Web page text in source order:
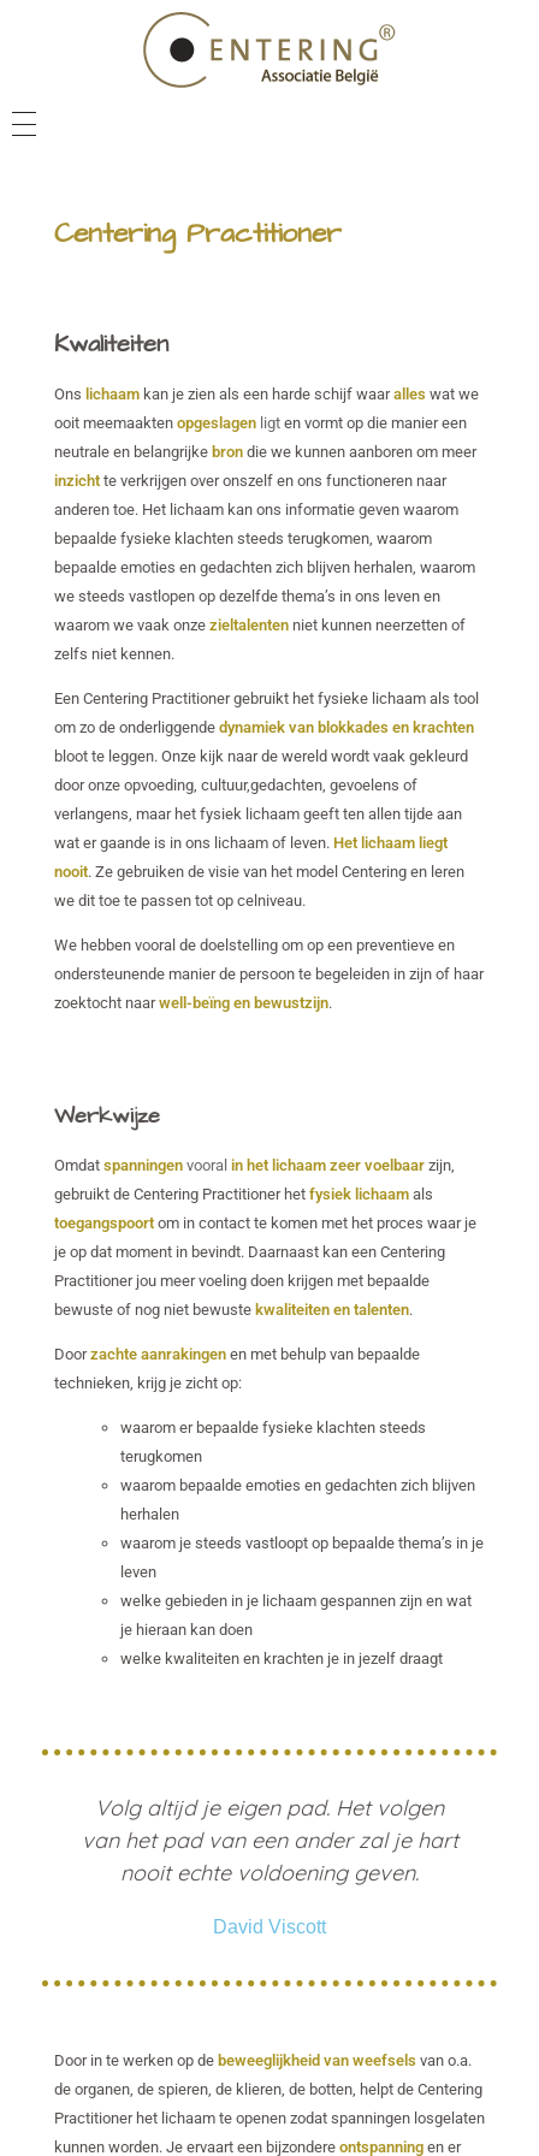
CENTERING ACADEMY
Centering Practitioner
Kwaliteiten
Ons lichaam kan je zien als een harde schijf waaralles wat we
ooit meemaakten opgeslagen ligt en vormt op die manier een
neutrale en belangrijke bron die we kunnen aanboren om meer
inzicht te verkrijgen over onszelf en ons functioneren naar
anderen toe. Het lichaam kan ons informatie geven waarom
bepaalde fysieke klachten steeds terugkomen, waarom
bepaalde emoties en gedachten zich blijven herhalen, waarom
we steeds vastlopen op dezelfde thema’s in ons leven en
waarom we vaak onze zieltalenten niet kunnen neerzetten of
zelfs niet kennen.
Een Centering Practitioner gebruikt het fysieke lichaam als tool
om zo de onderliggende dynamiek van blokkades en krachten
bloot te leggen. Onze kijk naar de wereld wordt vaak gekleurd
door onze opvoeding, cultuur,gedachten, gevoelens of
verlangens, maar het fysiek lichaam geeft ten allen tijde aan
wat er gaande is in ons lichaam of leven. Het lichaam liegt
nooit. Ze gebruiken de visie van het model Centering en leren
we dit toe te passen tot op celniveau.
We hebben vooral de doelstelling om op een preventieve en
ondersteunende manier de persoon te begeleiden in zijn of haar
zoektocht naarwell-beïng en bewustzijn.
Werkwijze
Omdat spanningen vooral in het lichaam zeer voelbaar zijn,
gebruikt de Centering Practitioner het fysiek lichaam als
toegangspoort om in contact te komen met het proces waar je
je op dat moment in bevindt. Daarnaast kan een Centering
Practitioner jou meer voeling doen krijgen met bepaalde
bewuste of nog niet bewuste kwaliteiten en talenten.
Door zachte aanrakingen en met behulp van bepaalde
technieken, krijg je zicht op:
waarom er bepaalde fysieke klachten steeds
terugkomen
waarom bepaalde emoties en gedachten zich blijven
herhalen
waarom je steeds vastloopt op bepaalde thema’s in je
leven
welke gebieden in je lichaam gespannen zijn en wat
je hieraan kan doen
welke kwaliteiten en krachten je in jezelf draagt
Volg altijd je eigen pad. Het volgen
van het pad van een ander zal je hart
nooit echte voldoening geven.
David Viscott
Door in te werken op de beweeglijkheid van weefsels van o.a.
de organen, de spieren, de klieren, de botten, helpt de Centering
Practitioner het lichaam te openen zodat spanningen losgelaten
kunnen worden. Je ervaart een bijzondere ontspanning en er